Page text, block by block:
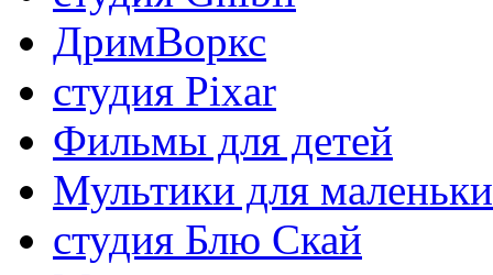
ДримВоркс
студия Pixar
Фильмы для детей
Мультики для
студия Блю Скай